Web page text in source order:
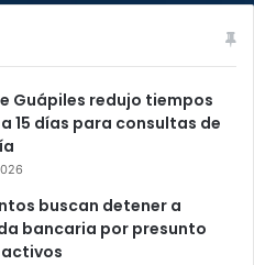
Guápiles redujo tiempos
15 días para consultas de
buscan detener a
bancaria por presunto